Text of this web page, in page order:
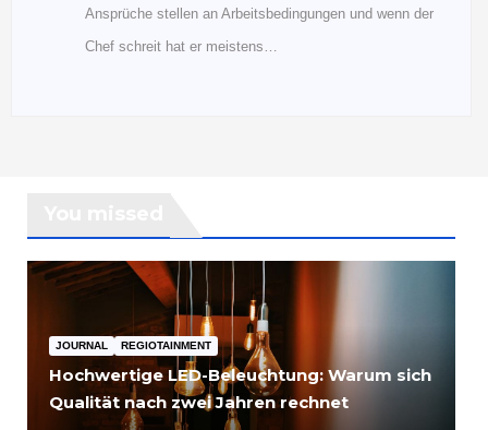
Ansprüche stellen an Arbeitsbedingungen und wenn der
Chef schreit hat er meistens…
JOURNAL REGIOTAINMENT
Hochwertige LED-Beleuchtung: Warum sich
Qualität nach zwei Jahren rechnet